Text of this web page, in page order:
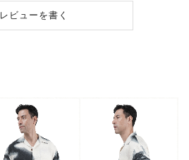
レビューを書く